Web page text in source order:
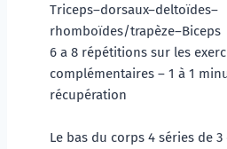
Triceps–dorsaux–deltoïdes–
rhomboïdes/trapèze–Biceps
6 a 8 répétitions sur les
complémentaires – 1 à 1
récupération
Le bas du corps 4 séries de